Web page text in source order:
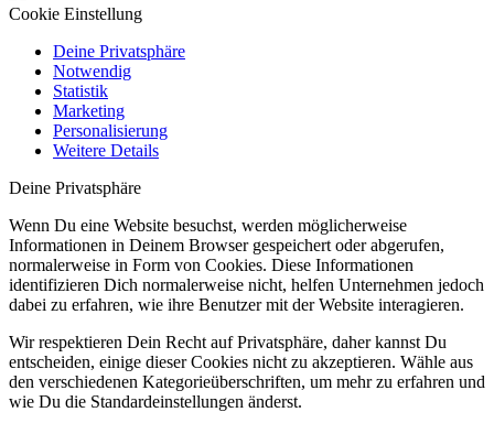
Cookie Einstellung
Deine Privatsphäre
Notwendig
Statistik
Marketing
Personalisierung
Weitere Details
Deine Privatsphäre
Wenn Du eine Website besuchst, werden möglicherweise
Informationen in Deinem Browser gespeichert oder abgerufen,
normalerweise in Form von Cookies. Diese Informationen
identifizieren Dich normalerweise nicht, helfen Unternehmen jedoch
dabei zu erfahren, wie ihre Benutzer mit der Website interagieren.
Wir respektieren Dein Recht auf Privatsphäre, daher kannst Du
entscheiden, einige dieser Cookies nicht zu akzeptieren. Wähle aus
den verschiedenen Kategorieüberschriften, um mehr zu erfahren und
wie Du die Standardeinstellungen änderst.